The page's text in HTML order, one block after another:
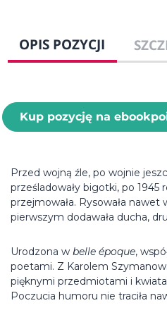
OPIS POZYCJI
Kup pozycję na
Przed wojną źle, po wojnie
prześladowały bigotki, po
przejmowała. Rysowała nawet
pierwszym dodawała ducha,
Urodzona w belle époque,
poetami. Z Karolem
pięknymi przedmiotami i
Poczucia humoru nie traciła